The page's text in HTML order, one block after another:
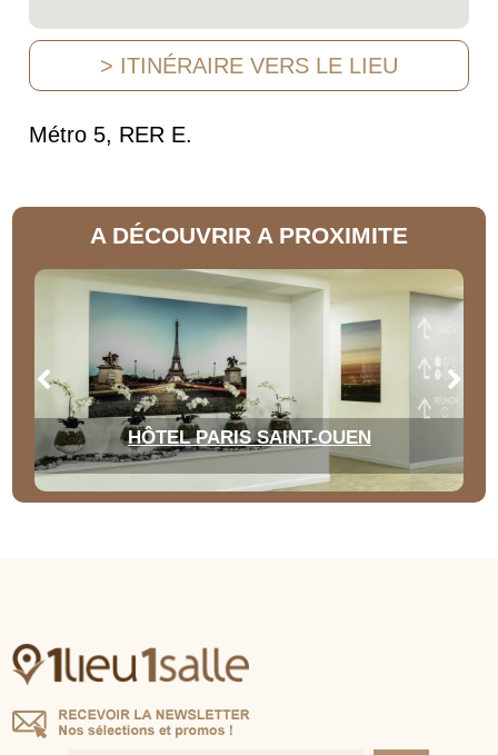
> ITINÉRAIRE VERS LE LIEU
Métro 5, RER E.
A DÉCOUVRIR A PROXIMITE
HÔTEL PARIS SAINT-OUEN